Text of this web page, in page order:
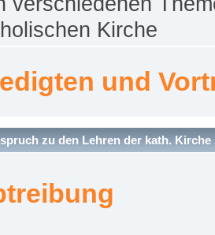
Kirche
und
zu den Lehren der kath. Kirche